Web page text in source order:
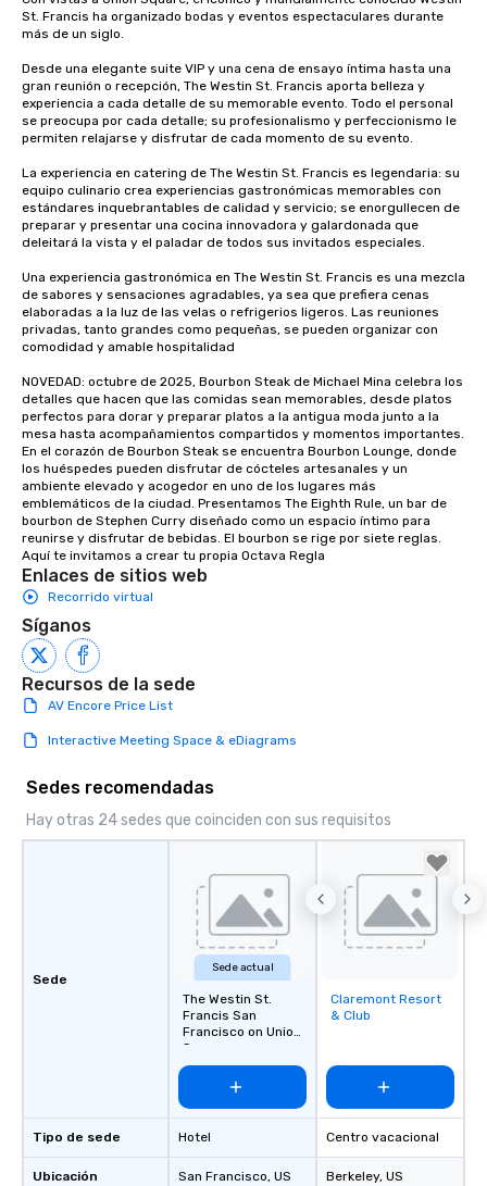
ways to network, but
groups, small or large.
experiences can
groups from as few
as 500 guests,
choice for any
Stress-Free Booking
a tour is stress-free
enjoy the company of
knowing that
of from the moment
booked to the minute
have nothing to
remember to submit
date any dietary
allergies for anyone
Feel Like a VIP at
Smacking Foodie
group members
about waiting in line
for groups that
experience, we can
an evening helicopter
glittering lights of The
Memorable
experienced, and all
last. It’s an
will reminisce about
convenient and
St. Francis ha organizado bodas y eventos espectaculares durante
más de un siglo.
Desde una elegante suite VIP y una cena de ensayo íntima hasta una
gran reunión o recepción, The Westin St. Francis aporta belleza y
experiencia a cada detalle de su memorable evento. Todo el personal
se preocupa por cada detalle; su profesionalismo y perfeccionismo le
permiten relajarse y disfrutar de cada momento de su evento.
La experiencia en catering de The Westin St. Francis es legendaria: su
equipo culinario crea experiencias gastronómicas memorables con
estándares inquebrantables de calidad y servicio; se enorgullecen de
preparar y presentar una cocina innovadora y galardonada que
deleitará la vista y el paladar de todos sus invitados especiales.
Una experiencia gastronómica en The Westin St. Francis es una mezcla
de sabores y sensaciones agradables, ya sea que prefiera cenas
elaboradas a la luz de las velas o refrigerios ligeros. Las reuniones
privadas, tanto grandes como pequeñas, se pueden organizar con
comodidad y amable hospitalidad
NOVEDAD: octubre de 2025, Bourbon Steak de Michael Mina celebra los
detalles que hacen que las comidas sean memorables, desde platos
perfectos para dorar y preparar platos a la antigua moda junto a la
mesa hasta acompañamientos compartidos y momentos importantes.
En el corazón de Bourbon Steak se encuentra Bourbon Lounge, donde
los huéspedes pueden disfrutar de cócteles artesanales y un
ambiente elevado y acogedor en uno de los lugares más
emblemáticos de la ciudad. Presentamos The Eighth Rule, un bar de
bourbon de Stephen Curry diseñado como un espacio íntimo para
reunirse y disfrutar de bebidas. El bourbon se rige por siete reglas.
Aquí te invitamos a crear tu propia Octava Regla
Enlaces de sitios web
Recorrido virtual
Síganos
Recursos de la sede
AV Encore Price List
Interactive Meeting Space & eDiagrams
Sedes recomendadas
Hay otras 24 sedes que coinciden con sus requisitos
Sede
Tipo de sede
Ubicación
Sede actual
The Westin St.
Francis San
Francisco on Union
Square
Hotel
San Francisco, US
Removed from
favorites
Claremont Resort
& Club
Centro vacacional
Berkeley, US